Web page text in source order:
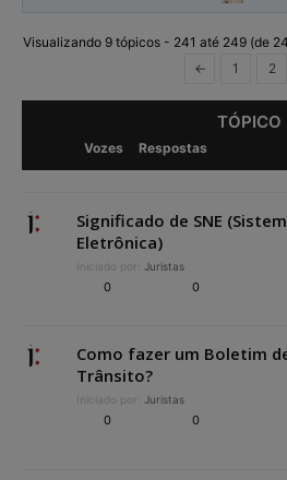
Visualizando 9 tópicos - 241 até 249 (de
←
1 2
TÓPICO
Vozes Respostas
Significado de SNE
Eletrônica)
Iniciado por: Juristas
0 0
Como fazer um Boletim
Trânsito?
Iniciado por: Juristas
0 0